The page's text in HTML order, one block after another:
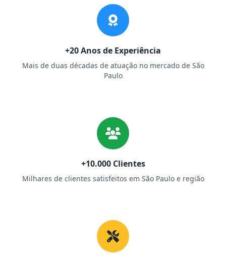
+20 Anos de Experiência
Mais de duas décadas de atuação no mercado de São
Paulo
+10.000 Clientes
Milhares de clientes satisfeitos em São Paulo e região